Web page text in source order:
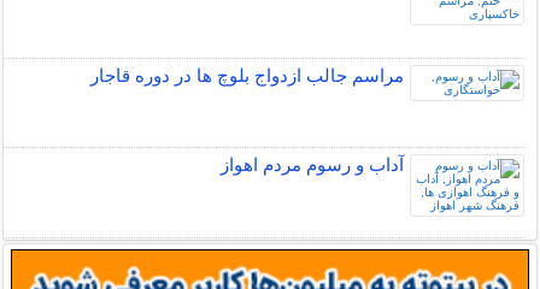
مراسم جالب ازدواج بلوچ ها در دوره قاجار
آداب و رسوم مردم اهواز